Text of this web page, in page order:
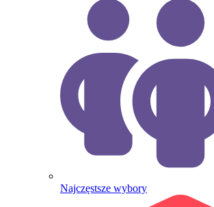
Najczęstsze wybory